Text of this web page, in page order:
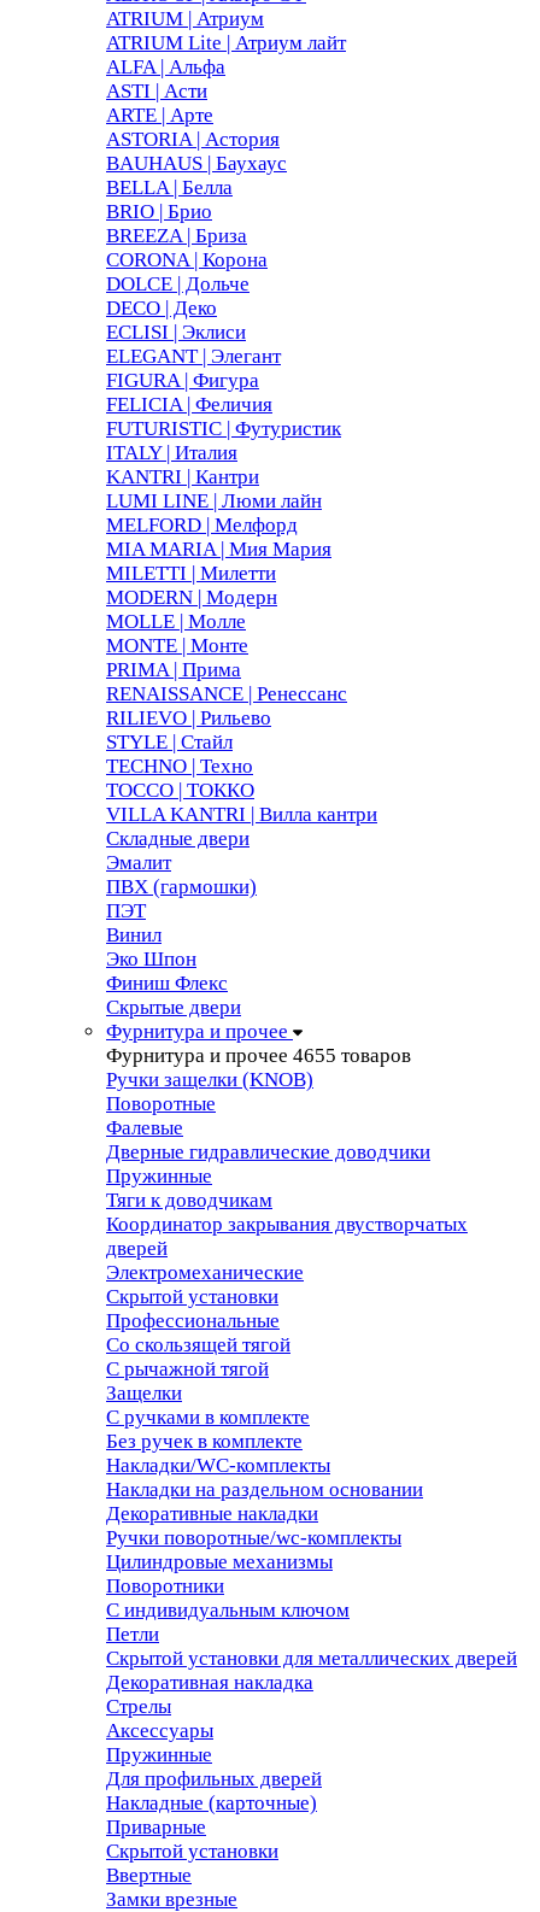
ATRIUM | Атриум
ATRIUM Lite | Атриум лайт
ALFA | Альфа
ASTI | Асти
ARTE | Арте
ASTORIA | Астория
BAUHAUS | Баухаус
BELLA | Белла
BRIO | Брио
BREEZA | Бриза
CORONA | Корона
DOLCE | Дольче
DECO | Деко
ECLISI | Эклиси
ELEGANT | Элегант
FIGURA | Фигура
FELICIA | Феличия
FUTURISTIC | Футуристик
ITALY | Италия
KANTRI | Кантри
LUMI LINE | Люми лайн
MELFORD | Мелфорд
MIA MARIA | Мия Мария
MILETTI | Милетти
MODERN | Модерн
MOLLE | Молле
MONTE | Монте
PRIMA | Прима
RENAISSANCE | Ренессанс
RILIEVO | Рильево
STYLE | Стайл
TECHNO | Техно
TOCCO | ТОККО
VILLA KANTRI | Вилла кантри
Складные двери
Эмалит
ПВХ (гармошки)
ПЭТ
Винил
Эко Шпон
Финиш Флекс
Скрытые двери
Фурнитура и прочее
Фурнитура и прочее 4655 товаров
Ручки защелки (KNOB)
Поворотные
Фалевые
Дверные гидравлические доводчики
Пружинные
Тяги к доводчикам
Координатор закрывания двустворчатых
дверей
Электромеханические
Скрытой установки
Профессиональные
Со скользящей тягой
С рычажной тягой
Защелки
С ручками в комплекте
Без ручек в комплекте
Накладки/WC-комплекты
Накладки на раздельном основании
Декоративные накладки
Ручки поворотные/wc-комплекты
Цилиндровые механизмы
Поворотники
С индивидуальным ключом
Петли
Скрытой установки для металлических дверей
Декоративная накладка
Стрелы
Аксессуары
Пружинные
Для профильных дверей
Накладные (карточные)
Приварные
Скрытой установки
Ввертные
Замки врезные